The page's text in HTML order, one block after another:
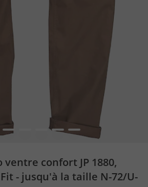
2 5 6
confort JP 1880,
- jusqu'à la taille N-72/U-